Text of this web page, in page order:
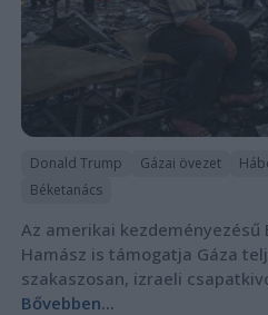
Donald Trump Gázai övezet
Béketanács
Az amerikai kezdeményezésű
Hamász is támogatja Gáza
szakaszosan, izraeli
Bővebben...